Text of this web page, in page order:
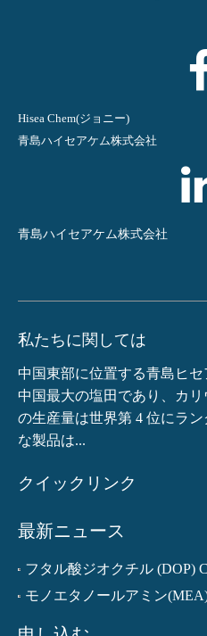
Hisea Chem(ジョニー)
青島ハイセアケム株式会社
青島ハイセアケム株式会社
私たちに関しては
中国東部に位置する青島ヒセ
中国最大の塩田であり、カ
の生産量は世界第 4 位にラ
な製品は...
クイックリンク
最新ニュース
フタル酸ジオクチル (DOP)
モノエタノールアミン